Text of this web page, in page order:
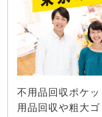
不用品回収ポケ
用品回収や粗大